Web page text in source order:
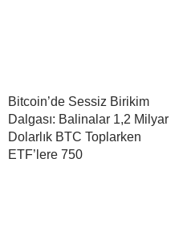
Bitcoin’de Sessiz Birikim
Dalgası: Balinalar 1,2 Milyar
Dolarlık BTC Toplarken
ETF’lere 750